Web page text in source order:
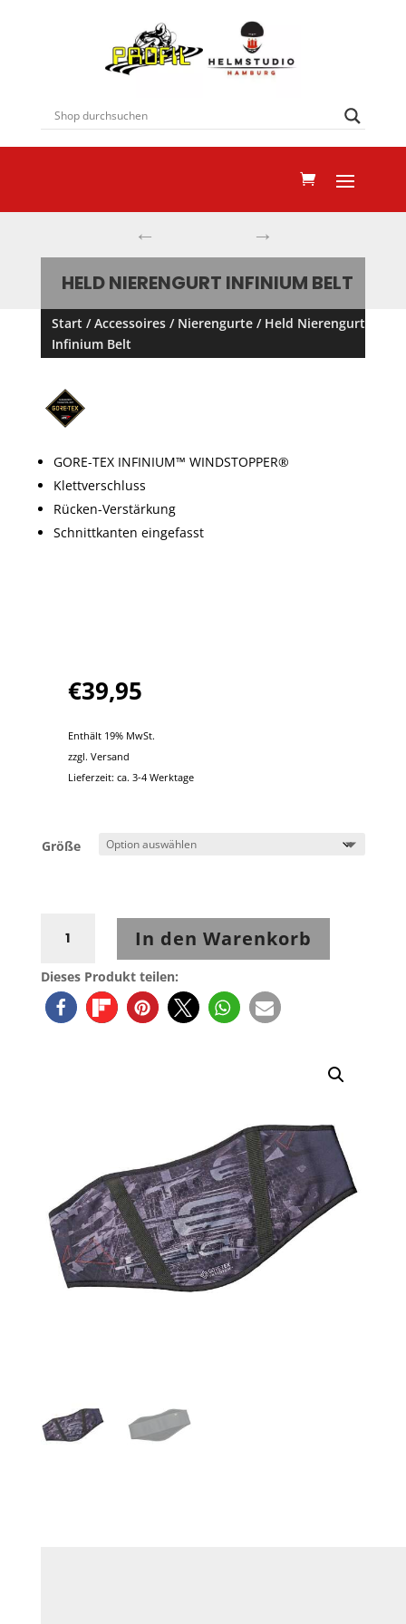
← →
HELD NIERENGURT INFINIUM BELT
Dieses Produkt teilen:
Start /Accessoires/ Nierengurte/ Held Nierengurt
Infinium Belt
GORE-TEX INFINIUM™ WINDSTOPPER®
Klettverschluss
Rücken-Verstärkung
Schnittkanten eingefasst
€39,95
Enthält 19% MwSt.
zzgl. Versand
Lieferzeit: ca. 3-4 Werktage
Größe
Nierengurt
Belt
Menge
In den Warenkorb